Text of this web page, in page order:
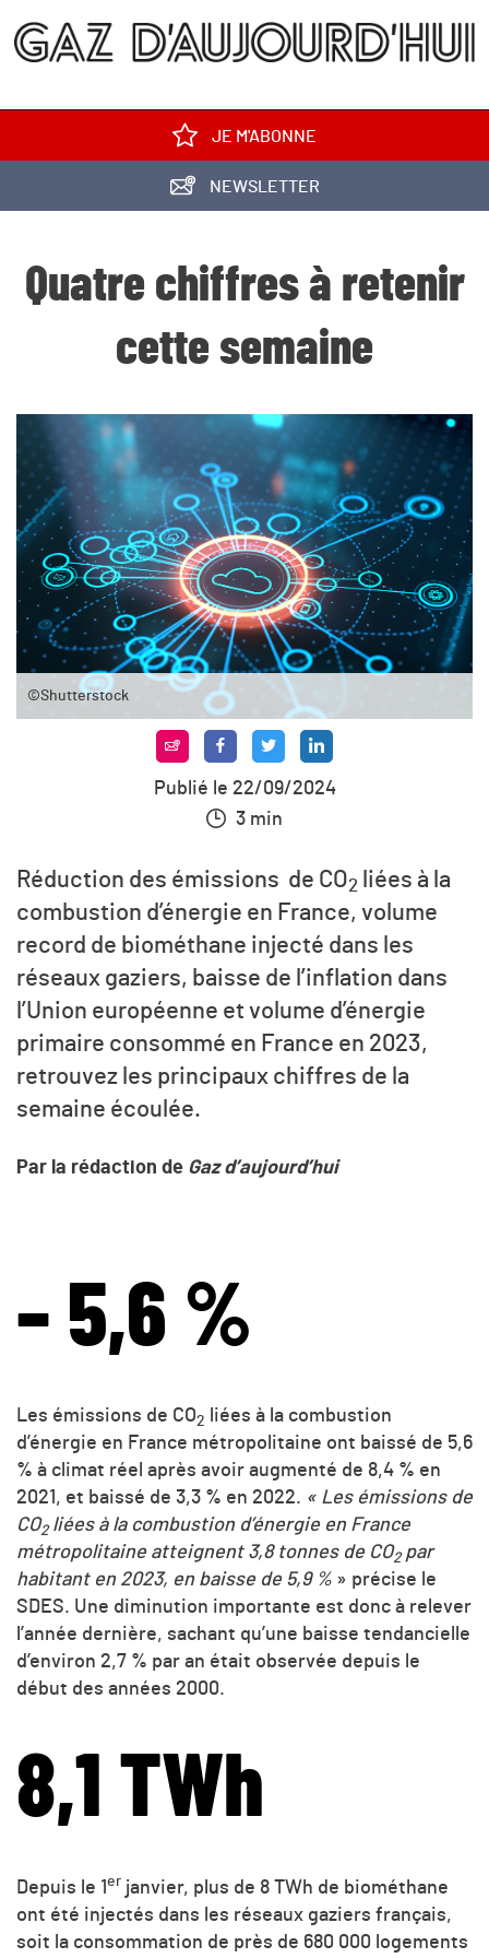
JE M'ABONNE
NEWSLETTER
Quatre chiffres à retenir
cette semaine
©Shutterstock
Publié le 22/09/2024
3 min
Réduction des émissions de CO2
liées à la
combustion d’énergie en France, volume
record de biométhane injecté dans les
réseaux gaziers, baisse de l’inflation dans
l’Union européenne et volume d’énergie
primaire consommé en France en 2023,
retrouvez les principaux chiffres de la
semaine écoulée.
Par la rédaction de Gaz d’aujourd’hui
– 5,6 %
Les émissions de CO2
liées à la combustion
d’énergie en France métropolitaine ont baissé de 5,6
% à climat réel après avoir augmenté de 8,4 % en
2021, et baissé de 3,3 % en 2022. « Les émissions de
CO2liées à la combustion d’énergie en France
métropolitaine atteignent 3,8 tonnes de CO2par
habitant en 2023, en baisse de 5,9 % » précise le
SDES. Une diminution importante est donc à relever
l’année dernière, sachant qu’une baisse tendancielle
d’environ 2,7 % par an était observée depuis le
début des années 2000.
8,1 TWh
Depuis le 1er janvier, plus de 8 TWh de biométhane
ont été injectés dans les réseaux gaziers français,
soit la consommation de près de 680 000 logements